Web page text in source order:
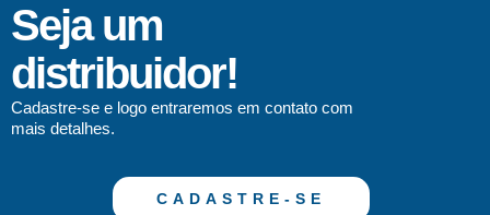
Seja um
distribuidor!
Cadastre-se e logo entraremos em contato com
mais detalhes.
CADASTRE-SE